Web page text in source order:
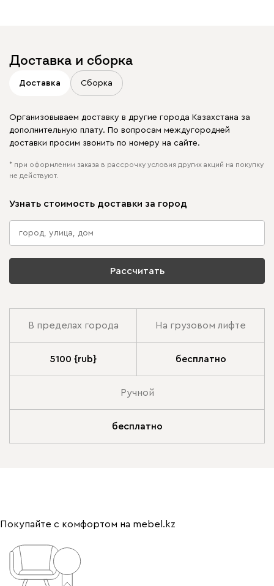
Доставка и сборка
Доставка Сборка
Организовываем доставку в другие города Казахстана за
дополнительную плату. По вопросам междугородней
доставки просим звонить по номеру на сайте.
* при оформлении заказа в рассрочку условия других акций на покупку
не действуют.
Узнать стоимость доставки за город
Рассчитать
В пределах города На грузовом лифте
5100 {rub} бесплатно
Ручной
бесплатно
Покупайте с комфортом на mebel.kz